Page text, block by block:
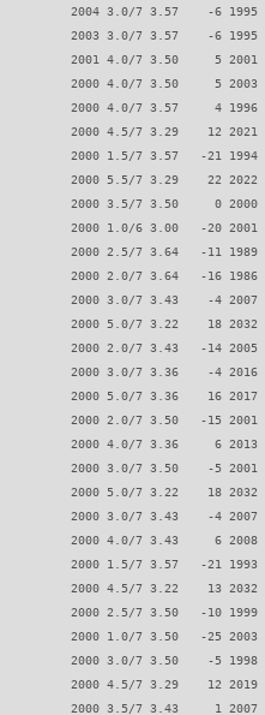
2004 3.0/7 3.57    -6 1995
2003 3.0/7 3.57    -6 1995
2001 4.0/7 3.50     5 2001
2000 4.0/7 3.50     5 2003
2000 4.0/7 3.57     4 1996
2000 4.5/7 3.29    12 2021
2000 1.5/7 3.57   -21 1994
2000 5.5/7 3.29    22 2022
2000 3.5/7 3.50     0 2000
2000 1.0/6 3.00   -20 2001
2000 2.5/7 3.64   -11 1989
2000 2.0/7 3.64   -16 1986
2000 3.0/7 3.43    -4 2007
2000 5.0/7 3.22    18 2032
2000 2.0/7 3.43   -14 2005
2000 3.0/7 3.36    -4 2016
2000 5.0/7 3.36    16 2017
2000 2.0/7 3.50   -15 2001
2000 4.0/7 3.36     6 2013
2000 3.0/7 3.50    -5 2001
2000 5.0/7 3.22    18 2032
2000 3.0/7 3.43    -4 2007
2000 4.0/7 3.43     6 2008
2000 1.5/7 3.57   -21 1993
2000 4.5/7 3.22    13 2032
2000 2.5/7 3.50   -10 1999
2000 1.0/7 3.50   -25 2003
2000 3.0/7 3.50    -5 1998
2000 4.5/7 3.29    12 2019
2000 3.5/7 3.43     1 2007